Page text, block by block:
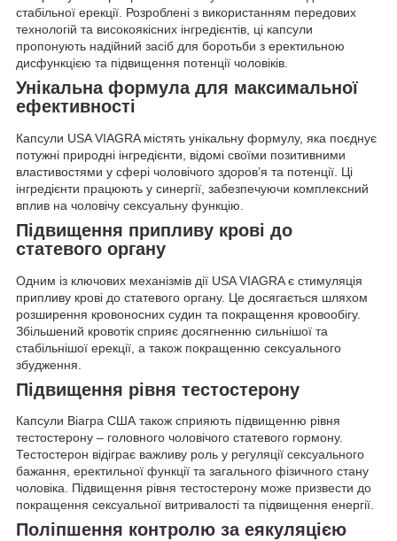
стабільної ерекції. Розроблені з використанням передових
технологій та високоякісних інгредієнтів, ці капсули
пропонують надійний засіб для боротьби з еректильною
дисфункцією та підвищення потенції чоловіків.
Унікальна формула для максимальної
ефективності
Капсули USA VIAGRA містять унікальну формулу, яка поєднує
потужні природні інгредієнти, відомі своїми позитивними
властивостями у сфері чоловічого здоров’я та потенції. Ці
інгредієнти працюють у синергії, забезпечуючи комплексний
вплив на чоловічу сексуальну функцію.
Підвищення припливу крові до
статевого органу
Одним із ключових механізмів дії USA VIAGRA є стимуляція
припливу крові до статевого органу. Це досягається шляхом
розширення кровоносних судин та покращення кровообігу.
Збільшений кровотік сприяє досягненню сильнішої та
стабільнішої ерекції, а також покращенню сексуального
збудження.
Підвищення рівня тестостерону
Капсули Віагра США також сприяють підвищенню рівня
тестостерону – головного чоловічого статевого гормону.
Тестостерон відіграє важливу роль у регуляції сексуального
бажання, еректильної функції та загального фізичного стану
чоловіка. Підвищення рівня тестостерону може призвести до
покращення сексуальної витривалості та підвищення енергії.
Поліпшення контролю за еякуляцією